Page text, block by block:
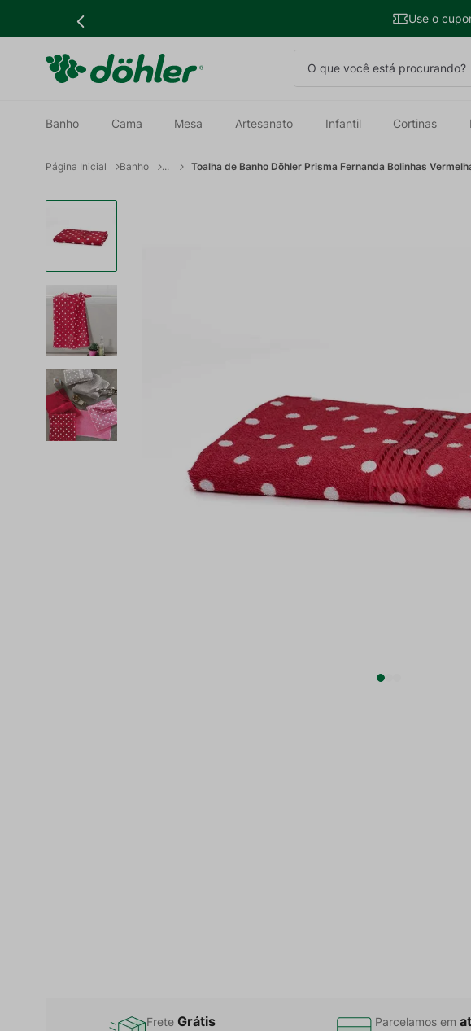
Use o
Banho Cama Mesa Artesanato Infantil Cortinas
Banho Toalha de Banho Döhler Prisma Fernanda Bolinhas
Frete Grátis Parcelamos em